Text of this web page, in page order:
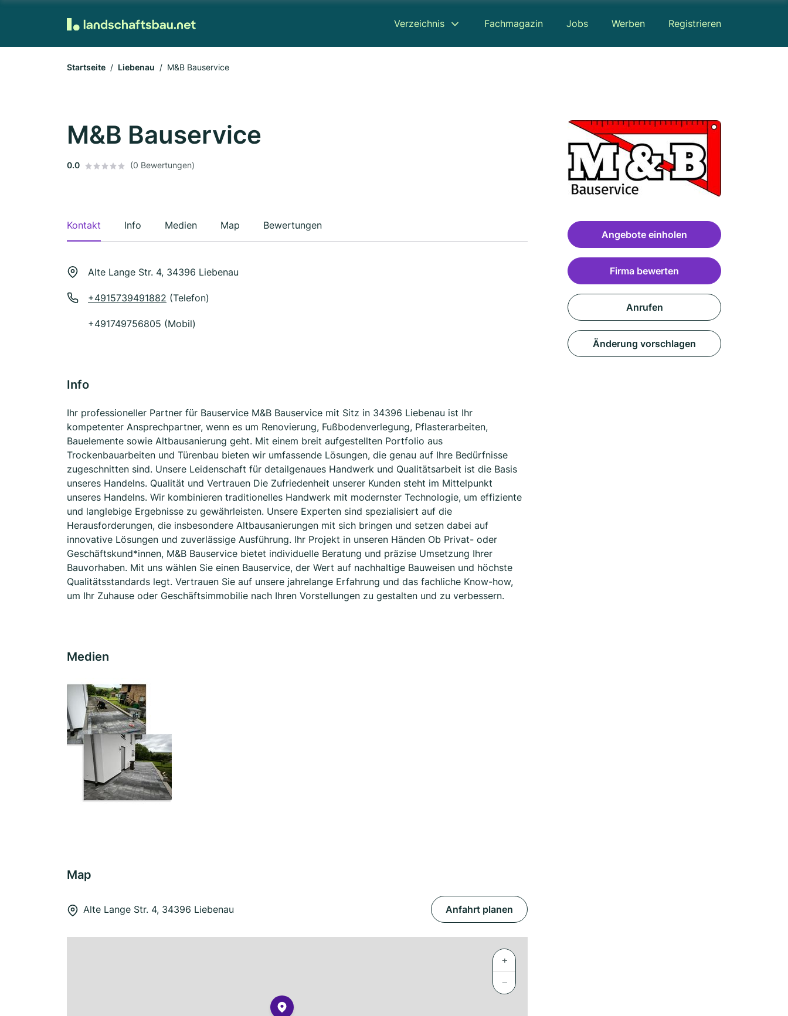
Verzeichnis Fachmagazin Jobs Werben Registrieren
Startseite Liebenau M&B Bauservice
M&B Bauservice
0.0 (0 Bewertungen)
Kontakt Info Medien Map Bewertungen
Alte Lange Str. 4, 34396 Liebenau
+4915739491882 (Telefon)
+491749756805 (Mobil)
Info
Ihr professioneller Partner für Bauservice M&B Bauservice mit Sitz in 34396 Liebenau ist Ihr
kompetenter Ansprechpartner, wenn es um Renovierung, Fußbodenverlegung, Pflasterarbeiten,
Bauelemente sowie Altbausanierung geht. Mit einem breit aufgestellten Portfolio aus
Trockenbauarbeiten und Türenbau bieten wir umfassende Lösungen, die genau auf Ihre Bedürfnisse
zugeschnitten sind. Unsere Leidenschaft für detailgenaues Handwerk und Qualitätsarbeit ist die Basis
unseres Handelns. Qualität und Vertrauen Die Zufriedenheit unserer Kunden steht im Mittelpunkt
unseres Handelns. Wir kombinieren traditionelles Handwerk mit modernster Technologie, um effiziente
und langlebige Ergebnisse zu gewährleisten. Unsere Experten sind spezialisiert auf die
Herausforderungen, die insbesondere Altbausanierungen mit sich bringen und setzen dabei auf
innovative Lösungen und zuverlässige Ausführung. Ihr Projekt in unseren Händen Ob Privat- oder
Geschäftskund*innen, M&B Bauservice bietet individuelle Beratung und präzise Umsetzung Ihrer
Bauvorhaben. Mit uns wählen Sie einen Bauservice, der Wert auf nachhaltige Bauweisen und höchste
Qualitätsstandards legt. Vertrauen Sie auf unsere jahrelange Erfahrung und das fachliche Know-how,
um Ihr Zuhause oder Geschäftsimmobilie nach Ihren Vorstellungen zu gestalten und zu verbessern.
Medien
Map
Alte Lange Str. 4, 34396 Liebenau Anfahrt planen
+
−
Angebote einholen
Firma bewerten
Anrufen
Änderung vorschlagen